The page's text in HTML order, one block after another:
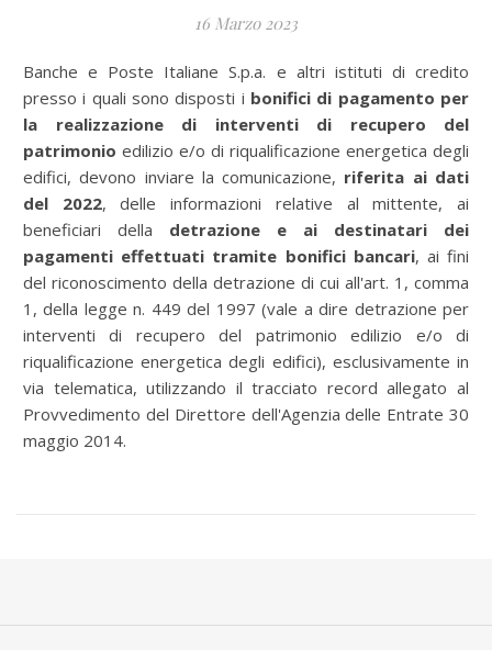
16 Marzo 2023
Banche e Poste Italiane S.p.a. e altri istituti di credito
presso i quali sono disposti i bonifici di pagamento per
la realizzazione di interventi di recupero del
patrimonio edilizio e/o di riqualificazione energetica degli
edifici, devono inviare la comunicazione, riferita ai dati
del 2022, delle informazioni relative al mittente, ai
beneficiari della detrazione e ai destinatari dei
pagamenti effettuati tramite bonifici bancari, ai fini
del riconoscimento della detrazione di cui all'art. 1, comma
1, della legge n. 449 del 1997 (vale a dire detrazione per
interventi di recupero del patrimonio edilizio e/o di
riqualificazione energetica degli edifici), esclusivamente in
via telematica, utilizzando il tracciato record allegato al
Provvedimento del Direttore dell'Agenzia delle Entrate 30
maggio 2014.